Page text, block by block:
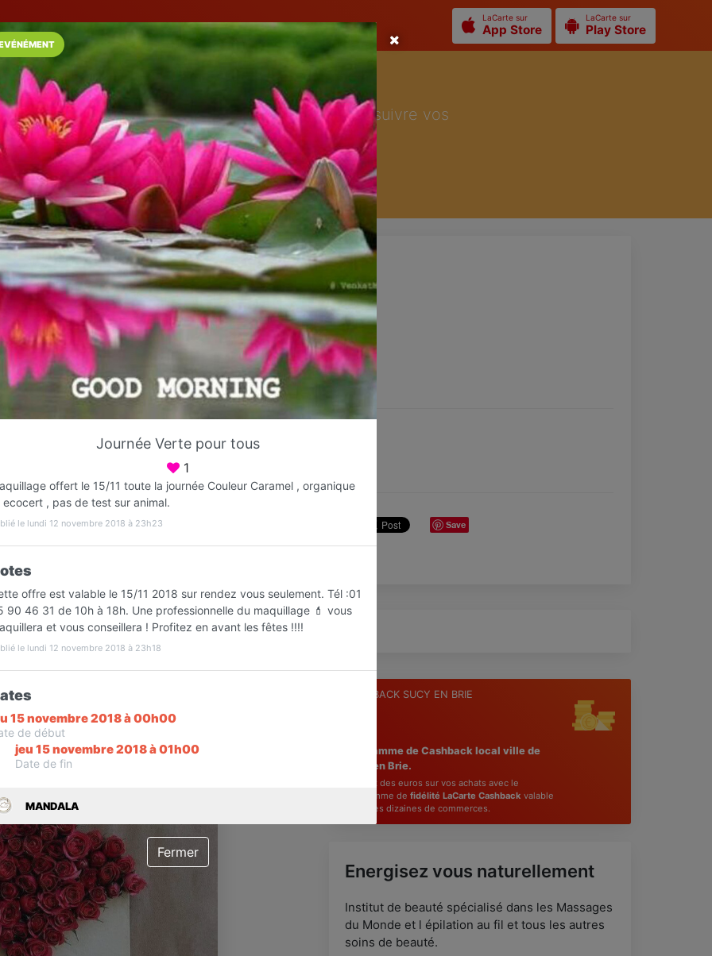
LaCarte sur
App Store
LaCarte sur
Play Store
Installez l'App LaCarte
Téléchargez gratuitement l'app LaCarte pour suivre vos
commerces favoris et ne rien rater !
Télécharger Plus tard
MANDALA
Institut de beauté
Sucy-en-Brie
Contacter
Ouvre demain dès 10:00
Save
Infos
CASHBACK SUCY EN BRIE
Programme de Cashback local ville de
Sucy en Brie.
Gagnez des euros sur vos achats avec le
programme de fidélité LaCarte Cashback valable
dans des dizaines de commerces.
Energisez vous naturellement
Institut de beauté spécialisé dans les Massages
du Monde et l épilation au fil et tous les autres
soins de beauté.
Journée Verte pour tous
1
offert le 15/11 toute la journée Couleur Caramel , organique
ecocert , pas de test sur animal.
le lundi 12 novembre 2018 à 23h23
offre est valable le 15/11 2018 sur rendez vous seulement. Tél :01
90 46 31 de 10h à 18h. Une professionnelle du maquillage 💄 vous
et vous conseillera ! Profitez en avant les fêtes !!!!
le lundi 12 novembre 2018 à 23h18
15 novembre 2018 à 00h00
de début
jeu 15 novembre 2018 à 01h00
Date de fin
MANDALA
Fermer